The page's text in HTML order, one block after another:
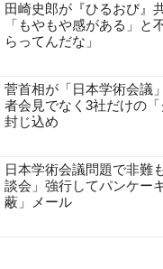
田崎史郎が『ひるおび』
「もやもや感がある」と
らってんだな」
菅首相が「日本学術会議
者会見でなく3社だけの
封じ込め
日本学術会議問題で非難
談会」強行してパンケー
蔽」メール